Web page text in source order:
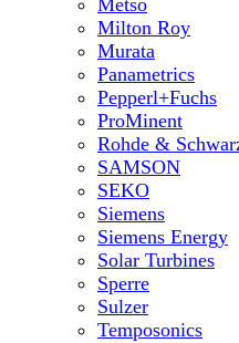
Metso
Milton Roy
Murata
Panametrics
Pepperl+Fuchs
ProMinent
Rohde &
SAMSON
SEKO
Siemens
Siemens Energy
Solar Turbines
Sperre
Sulzer
Temposonics